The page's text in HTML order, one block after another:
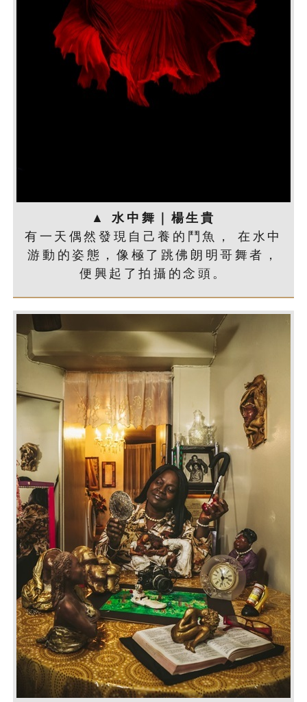
▲ 水中舞｜楊生貴
有一天偶然發現自己養的鬥魚， 在水中
游動的姿態，像極了跳佛朗明哥舞者，
便興起了拍攝的念頭。